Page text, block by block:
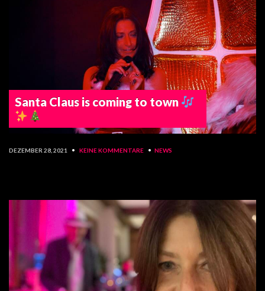
Santa Claus is coming to town
DEZEMBER 28, 2021 • KEINE KOMMENTARE • NEWS